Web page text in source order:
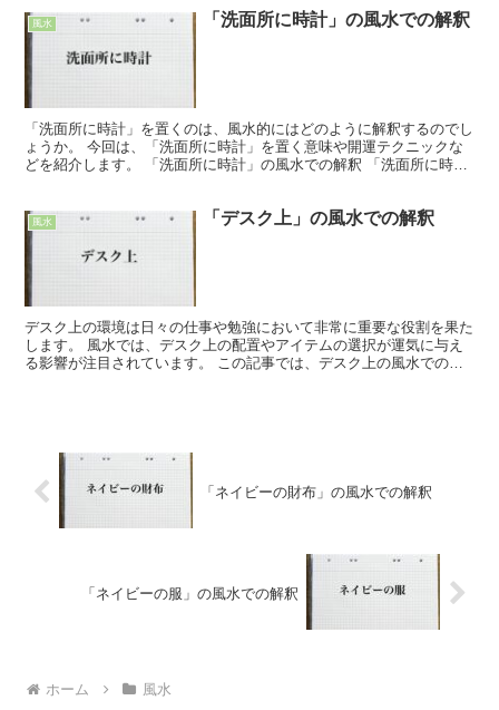
風水 「洗面所に時計」の風水での解釈
「洗面所に時計」を置くのは、風水的にはどのように解釈するのでし
ょうか。 今回は、「洗面所に時計」を置く意味や開運テクニックな
どを紹介します。 「洗面所に時計」の風水での解釈 「洗面所に時
風水 「デスク上」の風水での解釈
デスク上の環境は日々の仕事や勉強において非常に重要な役割を果た
します。 風水では、デスク上の配置やアイテムの選択が運気に与え
る影響が注目されています。 この記事では、デスク上の風水での象
「ネイビーの財布」の風水での解釈
「ネイビーの服」の風水での解釈
ホーム 風水